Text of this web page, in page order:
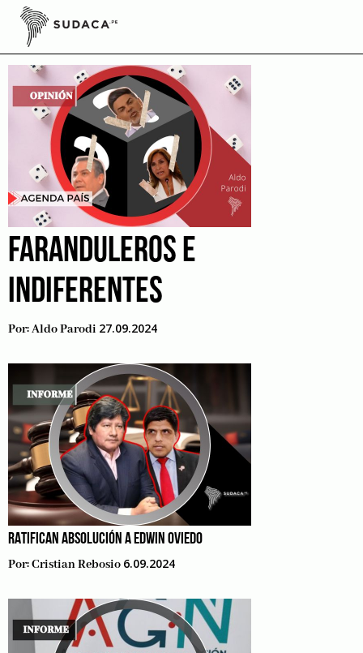
Skip
contentPoder Judicial
FARANDULEROS E
INDIFERENTES
Por:Aldo Parodi 27.09.2024
RATIFICAN ABSOLUCIÓN A EDWIN OVIEDO
Por:Cristian Rebosio 6.09.2024